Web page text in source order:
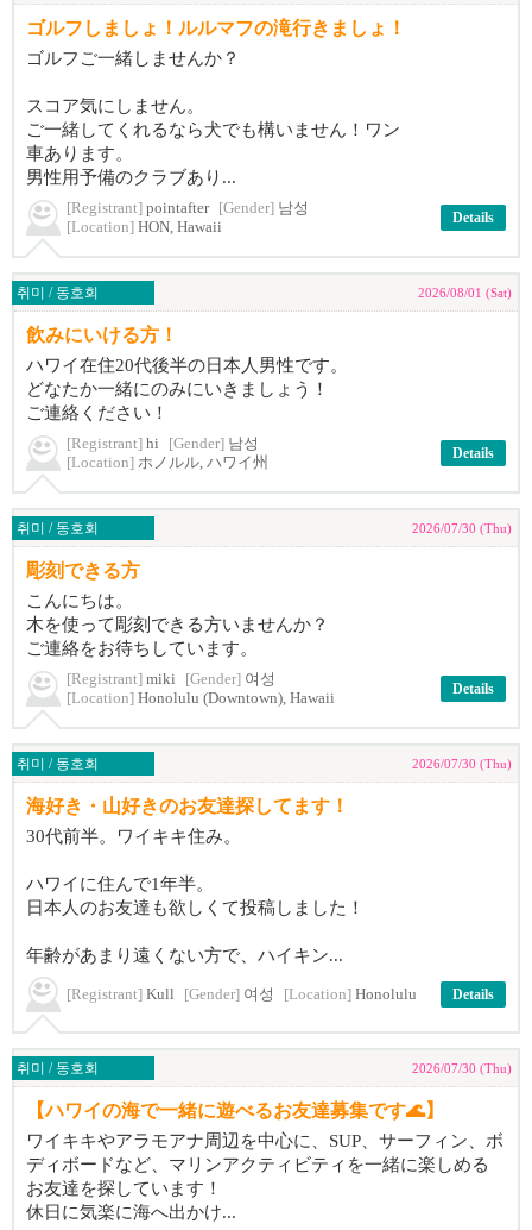
ゴルフしましょ！ルルマフの滝行きましょ！
ゴルフご一緒しませんか？
スコア気にしません。
ご一緒してくれるなら犬でも構いません！ワン
車あります。
男性用予備のクラブあり...
[Registrant] pointafter [Gender] 남성
[Location] HON, Hawaii
Details
취미 / 동호회 2026/08/01 (Sat)
飲みにいける方！
ハワイ在住20代後半の日本人男性です。
どなたか一緒にのみにいきましょう！
ご連絡ください！
[Registrant] hi [Gender] 남성
[Location] ホノルル, ハワイ州
Details
취미 / 동호회 2026/07/30 (Thu)
彫刻できる方
こんにちは。
木を使って彫刻できる方いませんか？
ご連絡をお待ちしています。
[Registrant] miki [Gender] 여성
[Location] Honolulu (Downtown), Hawaii
Details
취미 / 동호회 2026/07/30 (Thu)
海好き・山好きのお友達探してます！
30代前半。ワイキキ住み。
ハワイに住んで1年半。
日本人のお友達も欲しくて投稿しました！
年齢があまり遠くない方で、ハイキン...
[Registrant] Kull [Gender] 여성 [Location] Honolulu Details
취미 / 동호회 2026/07/30 (Thu)
【ハワイの海で一緒に遊べるお友達募集です🌊】
ワイキキやアラモアナ周辺を中心に、SUP、サーフィン、ボ
ディボードなど、マリンアクティビティを一緒に楽しめる
お友達を探しています！
休日に気楽に海へ出かけ...